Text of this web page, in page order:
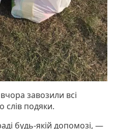
завозили всі
слів подяки.
будь-якій допомозі, —